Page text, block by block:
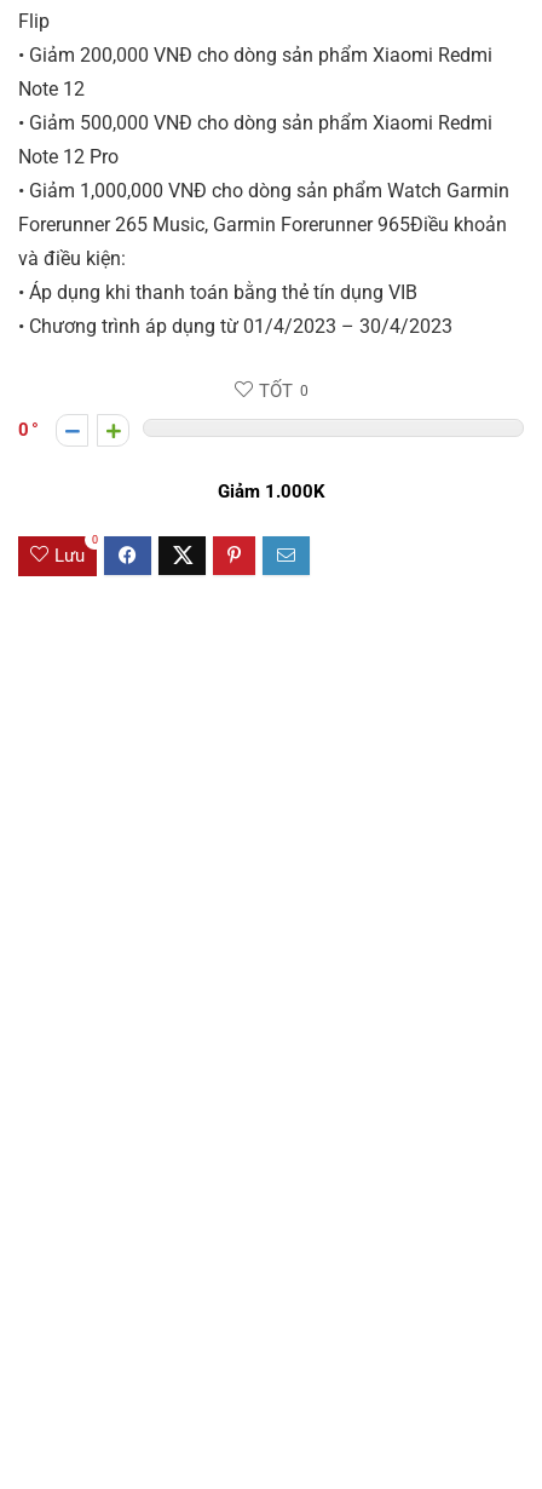
Flip
• Giảm 200,000 VNĐ cho dòng sản phẩm Xiaomi Redmi
Note 12
• Giảm 500,000 VNĐ cho dòng sản phẩm Xiaomi Redmi
Note 12 Pro
• Giảm 1,000,000 VNĐ cho dòng sản phẩm Watch Garmin
Forerunner 265 Music, Garmin Forerunner 965Điều khoản
và điều kiện:
• Áp dụng khi thanh toán bằng thẻ tín dụng VIB
• Chương trình áp dụng từ 01/4/2023 – 30/4/2023
TỐT 0
0
Giảm 1.000K
Lưu
0